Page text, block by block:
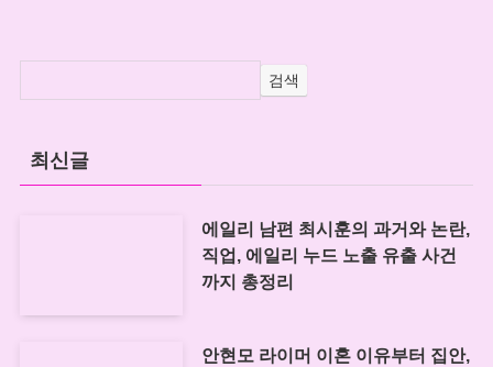
검색
최신글
에일리 남편 최시훈의 과거와 논란,
직업, 에일리 누드 노출 유출 사건
까지 총정리
안현모 라이머 이혼 이유부터 집안,